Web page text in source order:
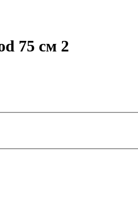
75 см 2